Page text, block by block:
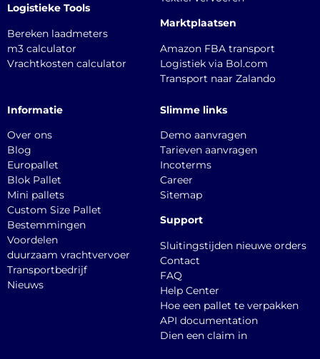
Logistieke Tools
Bereken laadmeters
m3 calculator
Vrachtkosten calculator
Marktplaatsen
Amazon FBA transport
Logistiek via Bol.com
Transport naar Zalando
Informatie
Over ons
Blog
Europallet
Blok Pallet
Mini pallets
Custom Size Pallet
Bestemmingen
Voordelen
duurzaam vrachtvervoer
Transportbedrijf
Nieuws
Slimme links
Demo aanvragen
Tarieven aanvragen
Incoterms
Career
Sitemap
Support
Sluitingstijden nieuwe orders
Contact
FAQ
Help Center
Hoe een pallet te verpakken
API documentation
Dien een claim in